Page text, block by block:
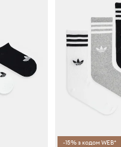
-15% з кодом WEB*